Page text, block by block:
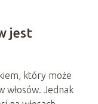
jest
który może
włosów. Jednak